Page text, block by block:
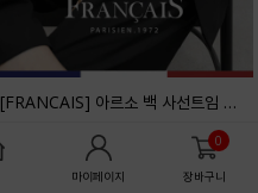
마이페이지
0
장바구니
[FRANCAIS] 아르소 백 사선트임 반팔 자켓_F6H467JK